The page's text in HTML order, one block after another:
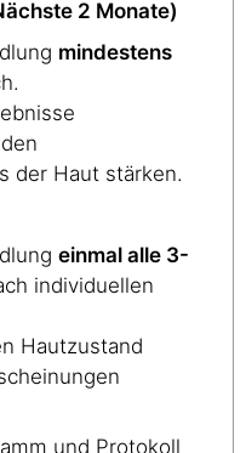
2 Monate)
mindestens
der Haut stärken.
einmal alle 3-
individuellen
Hautzustand
und Protokoll